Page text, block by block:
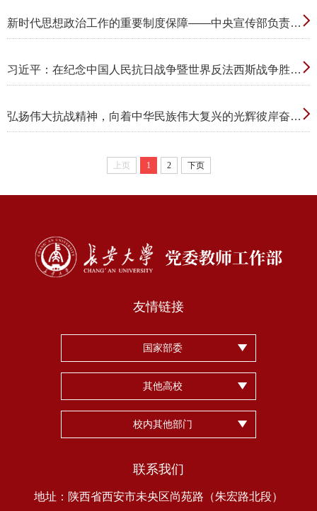
新时代思想政治工作的重要制度保障——中央宣传部负责人就《中国共产党思想政治工作条例》答记者问
习近平：在纪念中国人民抗日战争暨世界反法西斯战争胜利80周年大会上的讲话
弘扬伟大抗战精神，向着中华民族伟大复兴的光辉彼岸奋勇前进
上页 1 2 下页
友情链接
国家部委
其他高校
校内其他部门
联系我们
地址：陕西省西安市未央区尚苑路（朱宏路北段）